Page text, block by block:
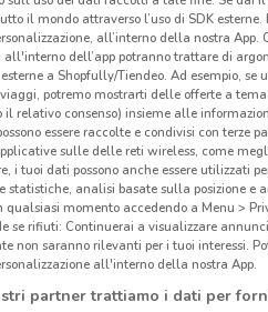
volantini nella tua zona.
il mondo attraverso l’uso di SDK
all’interno della nostra
all'interno dell’app potranno trattare di
a Shopfully/Tiendeo. Ad esempio,
potremo mostrarti delle offerte a
il relativo consenso) insieme alle
essere raccolte e condivisi con
sulle delle reti wireless, come
i tuoi dati possono anche essere utilizzati
statistiche, analisi basate sulla posizione e
qualsiasi momento accedendo a Menu >
se rifiuti: Continuerai a visualizzare
non saranno rilevanti per i tuoi interessi.
all'interno della nostra App.
partner trattiamo i dati per